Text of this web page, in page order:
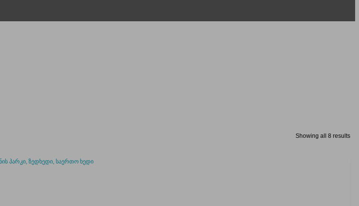
Showing all 8 results